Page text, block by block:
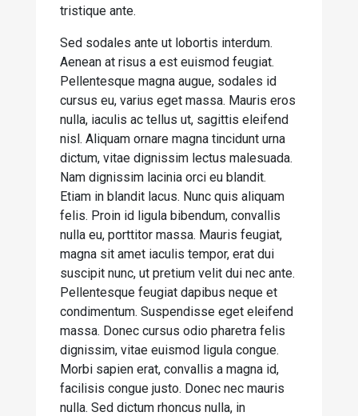
tristique ante.
Sed sodales ante ut lobortis interdum.
Aenean at risus a est euismod feugiat.
Pellentesque magna augue, sodales id
cursus eu, varius eget massa. Mauris eros
nulla, iaculis ac tellus ut, sagittis eleifend
nisl. Aliquam ornare magna tincidunt urna
dictum, vitae dignissim lectus malesuada.
Nam dignissim lacinia orci eu blandit.
Etiam in blandit lacus. Nunc quis aliquam
felis. Proin id ligula bibendum, convallis
nulla eu, porttitor massa. Mauris feugiat,
magna sit amet iaculis tempor, erat dui
suscipit nunc, ut pretium velit dui nec ante.
Pellentesque feugiat dapibus neque et
condimentum. Suspendisse eget eleifend
massa. Donec cursus odio pharetra felis
dignissim, vitae euismod ligula congue.
Morbi sapien erat, convallis a magna id,
facilisis congue justo. Donec nec mauris
nulla. Sed dictum rhoncus nulla, in